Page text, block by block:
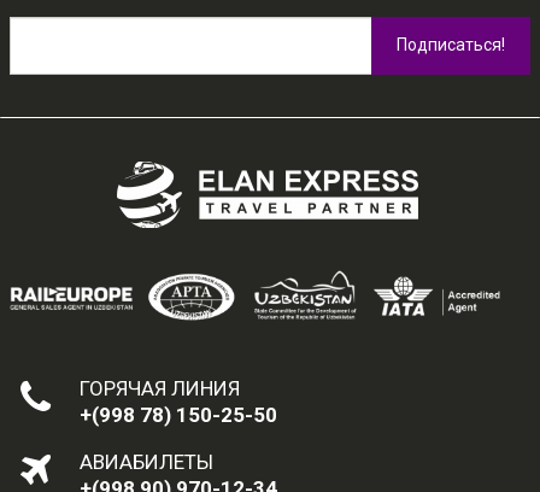
ГОРЯЧАЯ ЛИНИЯ
+(998 78) 150-25-50
АВИАБИЛЕТЫ